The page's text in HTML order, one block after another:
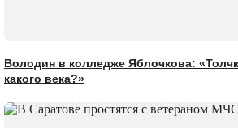
Володин в колледже Яблочкова:
какого века?»